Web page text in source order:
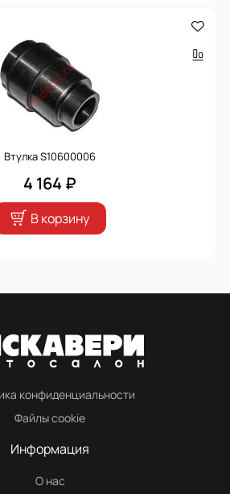
Втулка S10600006
4 164 ₽
В корзину
конфиденциальности
Файлы cookie
Информация
О нас